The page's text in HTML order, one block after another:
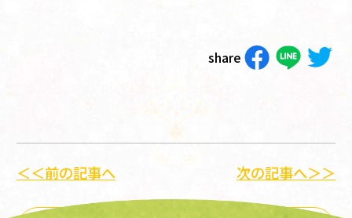
share
＜＜前の記事へ 次の記事へ＞＞